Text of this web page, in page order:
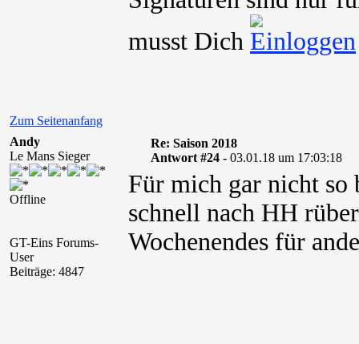
musst Dich
Zum Seitenanfang
Andy
Le Mans Sieger
Offline
GT-Eins Forums-
User
Beiträge: 4847
Re: Saison 2018
Antwort #24 - 03.01.18 um 17:03:18
Für mich gar nicht so
schnell nach HH
Wochenendes für